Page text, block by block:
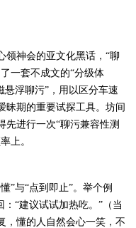
领神会的亚文化黑话，“聊
一套不成文的“分级体
悬浮聊污”，用以区分车速
昧期的重要试探工具。坊间
先进行一次“聊污兼容性测
上。
”与“点到即止”。举个例
“建议试试加热吃。”（当
，懂的人自然会心一笑，不